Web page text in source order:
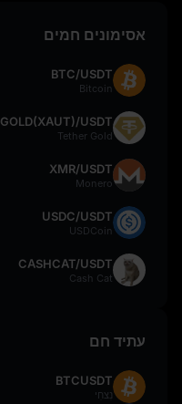
אסימונים חמים
BTC/USDT
Bitcoin
GOLD(XAUT)/USDT
Tether Gold
XMR/USDT
Monero
USDC/USDT
USDCoin
CASHCAT/USDT
Cash Cat
עתיד חם
BTCUSDT
נִצחִי